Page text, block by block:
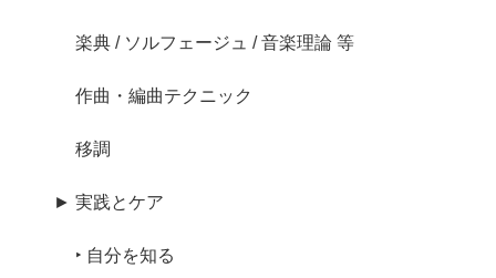
楽典 / ソルフェージュ / 音楽理論 等
作曲・編曲テクニック
移調
► 実践とケア
‣ 自分を知る